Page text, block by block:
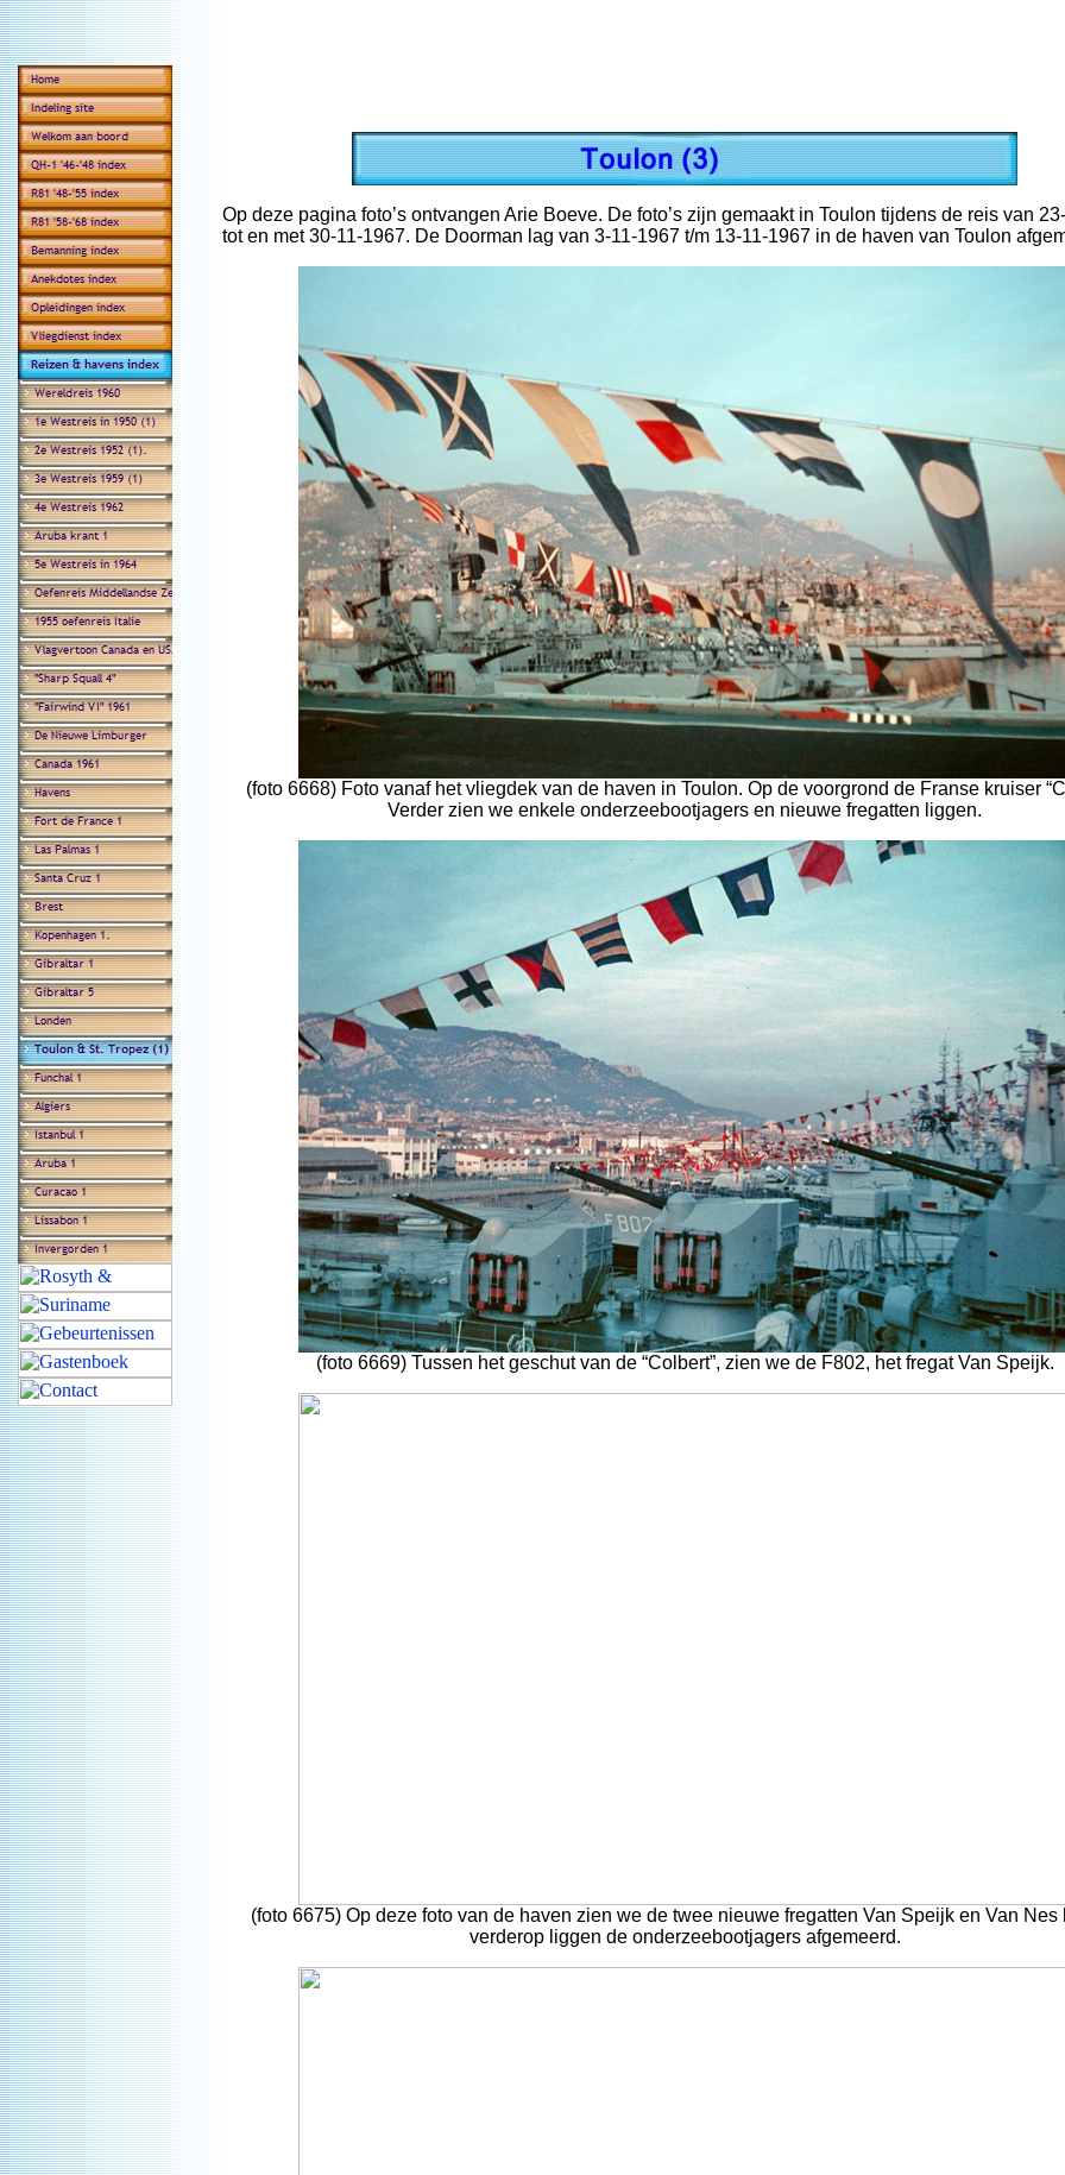
Op deze pagina foto’s ontvangen Arie Boeve. De foto’s zijn gemaakt in Toulon tijdens de reis van
tot en met 30-11-1967. De Doorman lag van 3-11-1967 t/m 13-11-1967 in de haven van Toulon
(foto 6668) Foto vanaf het vliegdek van de haven in Toulon. Op de voorgrond de Franse kruiser
Verder zien we enkele onderzeebootjagers en nieuwe fregatten liggen.
(foto 6669) Tussen het geschut van de “Colbert”, zien we de F802, het fregat Van Speijk.
(foto 6675) Op deze foto van de haven zien we de twee nieuwe fregatten Van Speijk en Van Nes
verderop liggen de onderzeebootjagers afgemeerd.